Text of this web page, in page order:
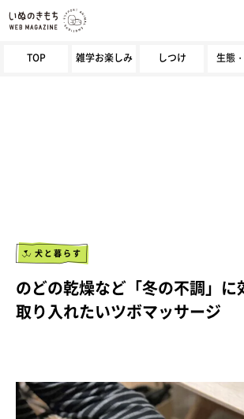
TOP 雑学お楽しみ しつけ 生態
犬と暮らす
のどの乾燥など「冬の不調」
取り入れたいツボマッサージ